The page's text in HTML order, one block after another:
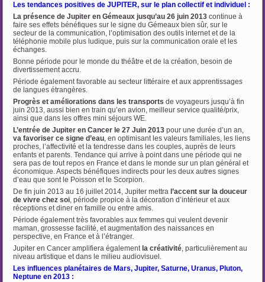
Les tendances positives de JUPITER, sur le plan collectif et individuel :
La présence de Jupiter en Gémeaux jusqu’au 26 juin 2013 continue à
faire ses effets bénéfiques sur le signe du Gémeaux bien sûr, sur le
secteur de la communication, l’optimisation des outils internet et de la
téléphonie mobile plus ludique, puis sur la communication orale et les
échanges.
Bonne période pour le monde du théâtre et de la création, besoin de
divertissement accru.
Période également favorable au secteur littéraire et aux apprentissages
de langues étrangères.
Progrès et améliorations dans les transports de voyageurs jusqu’à fin
juin 2013, aussi bien en train qu’en avion, meilleur service qualité/prix,
ainsi que dans les offres mini séjours WE.
L’entrée de Jupiter en Cancer le 27 Juin 2013 pour une durée d’un an,
va favoriser ce signe d’eau, en optimisant les valeurs familiales, les liens
proches, l’affectivité et la tendresse dans les couples, auprès de leurs
enfants et parents. Tendance qui arrive à point dans une période qui ne
sera pas de tout repos en France et dans le monde sur un plan général et
économique. Aspects bénéfiques indirects pour les deux autres signes
d’eau que sont le Poisson et le Scorpion.
De fin juin 2013 au 16 juillet 2014, Jupiter mettra l’accent sur la douceur
de vivre chez soi, période propice à la décoration d’intérieur et aux
réceptions et diner en famille ou entre amis.
Période également très favorables aux femmes qui veulent devenir
maman, grossesse facilité, et augmentation des naissances en
perspective, en France et à l’étranger.
Jupiter en Cancer amplifiera également la créativité, particulièrement au
niveau artistique et dans le milieu audiovisuel.
Les influences planétaires de Mars, Jupiter, Saturne, Uranus, Pluton,
Neptune en 2013 :